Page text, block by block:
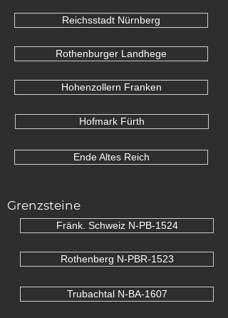
Reichsstadt Nürnberg
Rothenburger Landhege
Hohenzollern Franken
Hofmark Fürth
Ende Altes Reich
Grenzsteine
Fränk. Schweiz N-PB-1524
Rothenberg N-PBR-1523
Trubachtal N-BA-1607